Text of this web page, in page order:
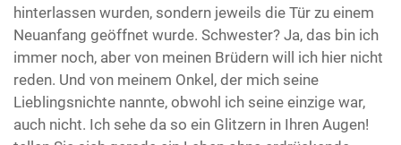
hinterlassen wurden, sondern jeweils die Tür zu einem
Neuanfang geöffnet wurde. Schwester? Ja, das bin ich
immer noch, aber von meinen Brüdern will ich hier nicht
reden. Und von meinem Onkel, der mich seine
Lieblingsnichte nannte, obwohl ich seine einzige war,
auch nicht. Ich sehe da so ein Glitzern in Ihren Augen!